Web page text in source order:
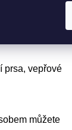
Lze
prsa, vepřové
můžete